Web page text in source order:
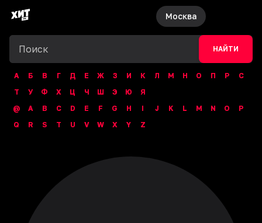
Москва
НАЙТИ
А Б В Г Д Е Ж З И К Л М Н О П Р
С
Т
У Ф Х Ц Ч Ш Э Ю
Я
@
A B C D E F G H I J K L M N O
P
Q
R S T U V W X Y Z